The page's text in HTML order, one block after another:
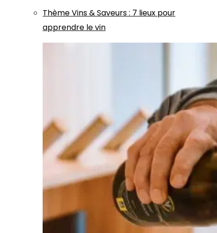
ThèmeVins & Saveurs: 7 lieux pour
apprendre le vin